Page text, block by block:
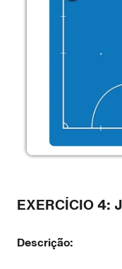
EXERCÍCIO 4:
Descrição: